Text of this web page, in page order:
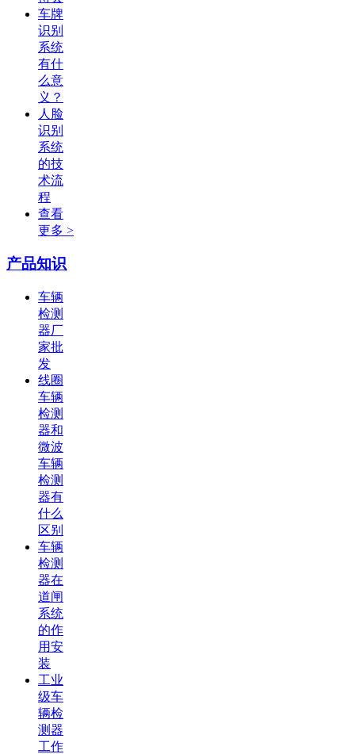
车牌
识别
系统
有什
么意
义？
人脸
识别
系统
的技
术流
程
查看
更多 >
产品知识
车辆
检测
器厂
家批
发
线圈
车辆
检测
器和
微波
车辆
检测
器有
什么
区别
车辆
检测
器在
道闸
系统
的作
用安
装
工业
级车
辆检
测器
工作